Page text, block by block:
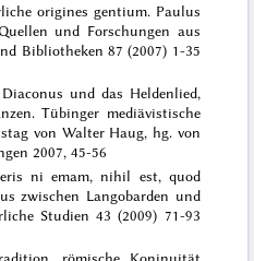
origines gentium. Paulus
und Forschungen aus
Bibliotheken 87 (2007) 1-35
und das Heldenlied,
Tübinger mediävistische
von Walter Haug, hg. von
2007, 45-56
ni emam, nihil est, quod
zwischen Langobarden und
Studien 43 (2009) 71-93